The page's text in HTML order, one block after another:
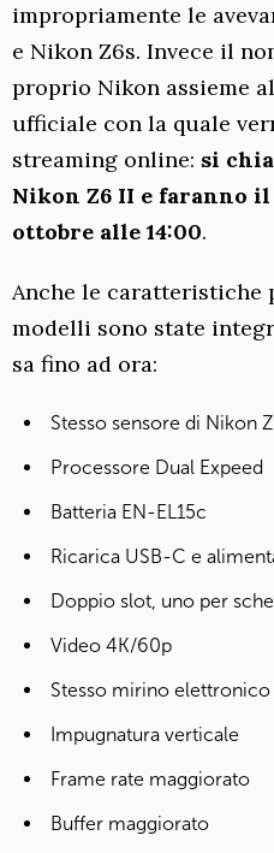
impropriamente le
e Nikon Z6s. Invece il
proprio Nikon assieme
ufficiale con la quale
streaming online: si
Nikon Z6 II e faranno
ottobre alle 14:00.
Anche le caratteristiche
modelli sono state
sa fino ad ora:
Stesso sensore di Nikon
Processore Dual Expeed
Batteria EN-EL15c
Ricarica USB-C e
Doppio slot, uno per
Video 4K/60p
Stesso mirino elettronico
Impugnatura verticale
Frame rate maggiorato
Buffer maggiorato